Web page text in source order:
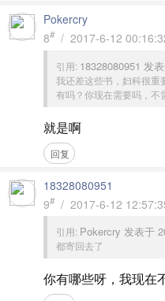
Pokercry
8# / 2017-6-12
引用: 18328080951 发
我还差这些书，妇科很重
有吗？你现在需要吗，不
就是啊
回复
18328080951
9# / 2017-6-12
引用: Pokercry 发表于
都寄回去了
你有哪些呀，我现在